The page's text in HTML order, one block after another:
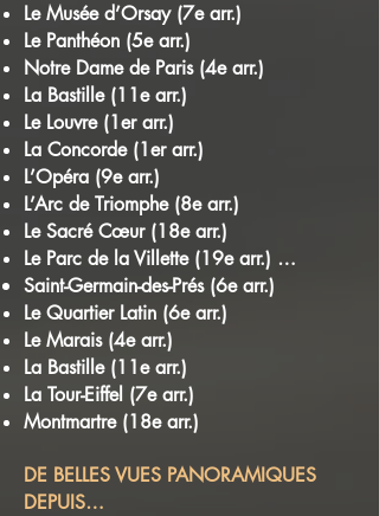
Le Musée d’Orsay (7e arr.)
Le Panthéon (5e arr.)
Notre Dame de Paris (4e arr.)
La Bastille (11e arr.)
Le Louvre (1er arr.)
La Concorde (1er arr.)
L’Opéra (9e arr.)
L’Arc de Triomphe (8e arr.)
Le Sacré Cœur (18e arr.)
Le Parc de la Villette (19e arr.) …
Saint-Germain-des-Prés (6e arr.)
Le Quartier Latin (6e arr.)
Le Marais (4e arr.)
La Bastille (11e arr.)
La Tour-Eiffel (7e arr.)
Montmartre (18e arr.)
DE BELLES VUES PANORAMIQUES
DEPUIS…